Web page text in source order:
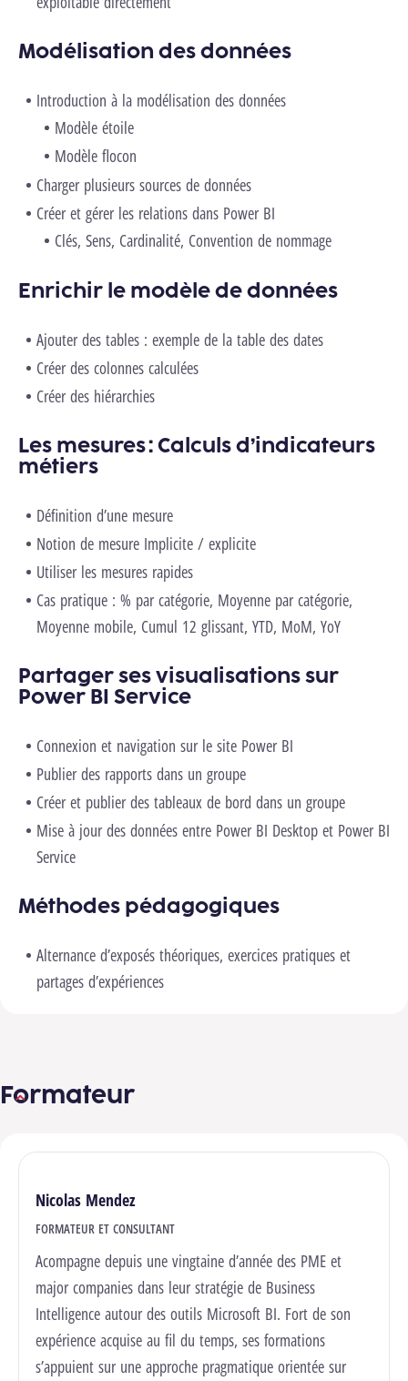
Modélisation des données
Introduction à la modélisation des données
Modèle étoile
Modèle flocon
Charger plusieurs sources de données
Créer et gérer les relations dans Power BI
Clés, Sens, Cardinalité, Convention de nommage
Enrichir le modèle de données
Ajouter des tables : exemple de la table des dates
Créer des colonnes calculées
Créer des hiérarchies
Les mesures : Calculs d’indicateurs
métiers
Définition d’une mesure
Notion de mesure Implicite / explicite
Utiliser les mesures rapides
Cas pratique : % par catégorie, Moyenne par catégorie,
Moyenne mobile, Cumul 12 glissant, YTD, MoM, YoY
Partager ses visualisations sur
Power BI Service
Connexion et navigation sur le site Power BI
Publier des rapports dans un groupe
Créer et publier des tableaux de bord dans un groupe
Mise à jour des données entre Power BI Desktop et Power BI
Service
Méthodes pédagogiques
Alternance d’exposés théoriques, exercices pratiques et
partages d’expériences
Formateur
Nicolas Mendez
FORMATEUR ET CONSULTANT
Acompagne depuis une vingtaine d’année des PME et
major companies dans leur stratégie de Business
Intelligence autour des outils Microsoft BI. Fort de son
expérience acquise au fil du temps, ses formations
s’appuient sur une approche pragmatique orientée sur